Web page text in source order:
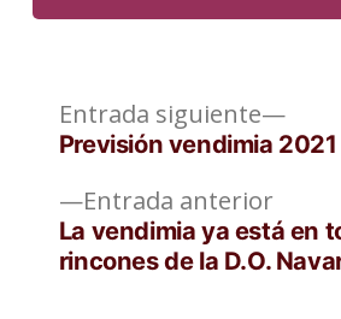
Navegación
entradas
Entrada anterior
La vendimia ya está en
rincones de la D.O.
Entrada siguiente
Previsión vendimia 2021